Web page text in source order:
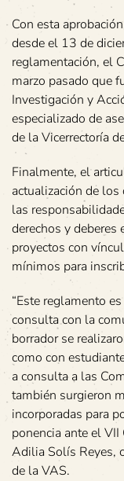
Con esta
desde el 13 de
reglamentación, el
marzo pasado que
Investigación y
especializado de
de la Vicerrectoría
Finalmente, el
actualización de
las
derechos y
proyectos con
mínimos para
“Este reglamento
consulta con la
borrador se
como con
a consulta a las
también surgieron
incorporadas para
ponencia ante el
Adilia Solís Reyes,
de la VAS.